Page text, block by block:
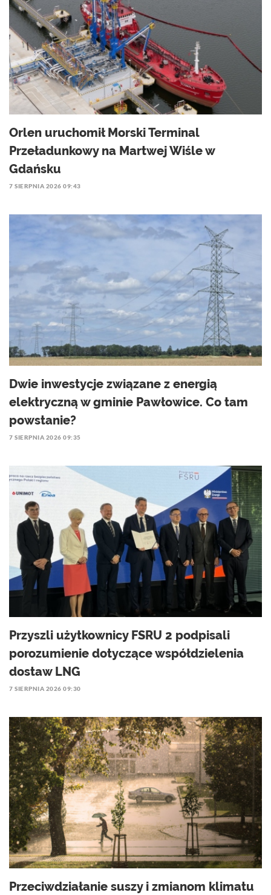
Orlen uruchomił Morski Terminal
Przeładunkowy na Martwej Wiśle w
Gdańsku
7 SIERPNIA 2026 09:43
Dwie inwestycje związane z energią
elektryczną w gminie Pawłowice. Co tam
powstanie?
7 SIERPNIA 2026 09:35
Przyszli użytkownicy FSRU 2 podpisali
porozumienie dotyczące współdzielenia
dostaw LNG
7 SIERPNIA 2026 09:30
Przeciwdziałanie suszy i zmianom klimatu